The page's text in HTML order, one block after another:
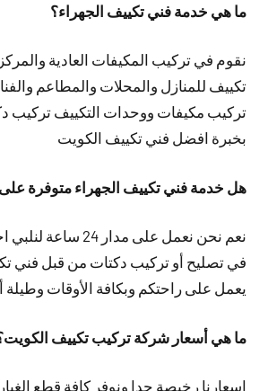
ما هي خدمة فني تكييف الجهراء؟
نقوم في تركيب المكيفات العادية
تكييف للمنازل والمحلات والمطاعم
تركيب مكيفات ووحدات التكييف تركيب
بخبرة افضل فني تكييف الكويت
هل خدمة فني تكييف الجهراء متوفرة على
نعم نحن نعمل على مدار
في تصليح أو تركيب دكتات من قبل فني
يعمل على راحتكم وبكافة الأوقات وطيلة
ما هي أسعار شركة تركيب تكييف
اسعارنا رخيصة جدا ونوفر كافة قطع